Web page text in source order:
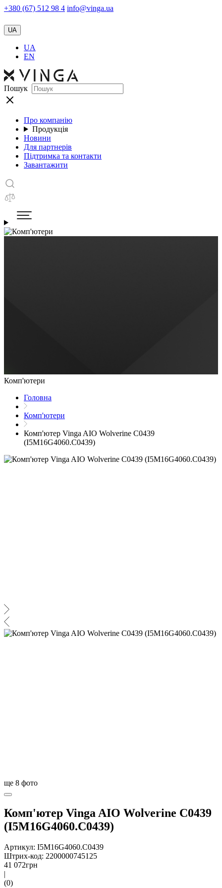
+380 (67) 512 98 4 info@vinga.ua
UA
UA
EN
Пошук
Про компанію
Продукція
Новини
Для партнерів
Підтримка та контакти
Завантажити
Комп'ютери
Головна
Комп'ютери
Комп'ютер Vinga AIO Wolverine C0439
(I5M16G4060.C0439)
ще 8 фото
Комп'ютер Vinga AIO Wolverine C0439
(I5M16G4060.C0439)
Артикул: I5M16G4060.C0439
Штрих-код: 2200000745125
41 072грн
(0)